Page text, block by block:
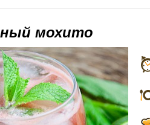
мохито